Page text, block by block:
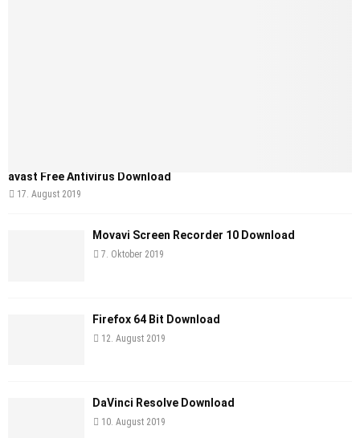
avast Free Antivirus Download
17. August 2019
Movavi Screen Recorder 10 Download
7. Oktober 2019
Firefox 64 Bit Download
12. August 2019
DaVinci Resolve Download
10. August 2019